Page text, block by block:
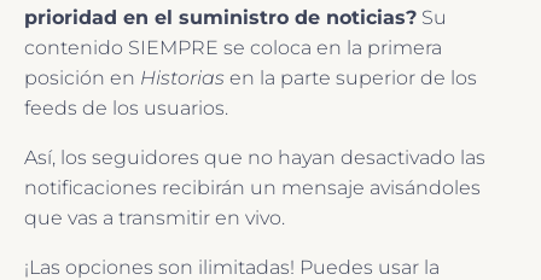
prioridad en el suministro de noticias? Su
contenido SIEMPRE se coloca en la primera
posición en Historias en la parte superior de los
feeds de los usuarios.
Así, los seguidores que no hayan desactivado las
notificaciones recibirán un mensaje avisándoles
que vas a transmitir en vivo.
¡Las opciones son ilimitadas! Puedes usar la